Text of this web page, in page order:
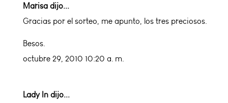
Marisa dijo...
Gracias por el sorteo, me apunto, los tres preciosos.
Besos.
octubre 29, 2010 10:20 a. m.
Lady In dijo...